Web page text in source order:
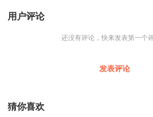
用户评论
还没有评论，快来发表第一个
发表评论
猜你喜欢